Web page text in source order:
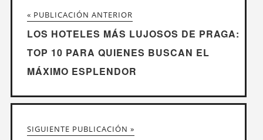
« PUBLICACIÓN ANTERIOR
LOS HOTELES MÁS LUJOSOS DE PRAGA:
TOP 10 PARA QUIENES BUSCAN EL
MÁXIMO ESPLENDOR
SIGUIENTE PUBLICACIÓN »